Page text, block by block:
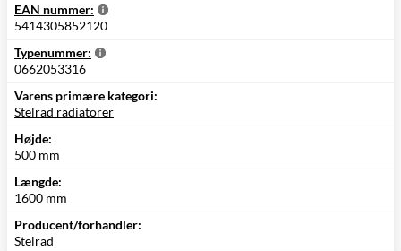
EAN nummer:
5414305852120
Typenummer:
0662053316
Varens primære kategori:
Stelrad radiatorer
Højde:
500 mm
Længde:
1600 mm
Producent/forhandler:
Stelrad